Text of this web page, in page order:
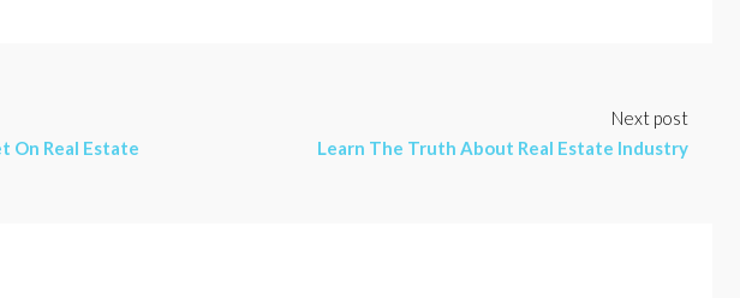
On Real Estate
Next post
Learn The Truth About Real Estate Industry